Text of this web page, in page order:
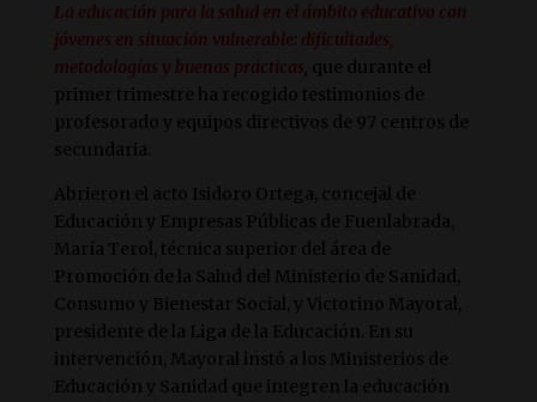
La educación para la salud en el ámbito educativo con
jóvenes en situación vulnerable: dificultades,
metodologías y buenas prácticas, que durante el
primer trimestre ha recogido testimonios de
profesorado y equipos directivos de 97 centros de
secundaria.
Abrieron el acto Isidoro Ortega, concejal de
Educación y Empresas Públicas de Fuenlabrada,
María Terol, técnica superior del área de
Promoción de la Salud del Ministerio de Sanidad,
Consumo y Bienestar Social, y Victorino Mayoral,
presidente de la Liga de la Educación. En su
intervención, Mayoral instó a los Ministerios de
Educación y Sanidad que integren la educación